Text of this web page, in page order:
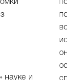
науке и